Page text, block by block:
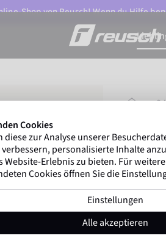
Shop von Reusch! Wenn du Hilfe
Artikel-
Cookies
diese zur Analyse unserer
verbessern, personalisierte Inhalte
Website-Erlebnis zu bieten. Für
Cookies öffnen Sie die
Einstellungen
Alle akzeptieren